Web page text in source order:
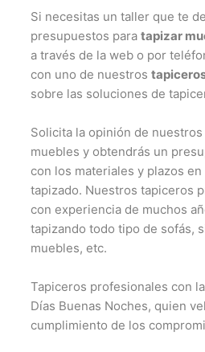
Si necesitas un taller que te
presupuestos para tapizar
a través de la web o por
con uno de nuestros
sobre las soluciones de
Solicita la opinión de
muebles y obtendrás un
con los materiales y plazos
tapizado. Nuestros tapiceros
con experiencia de muchos
tapizando todo tipo de sofás,
muebles, etc.
Tapiceros profesionales con
Días Buenas Noches, quien
cumplimiento de los